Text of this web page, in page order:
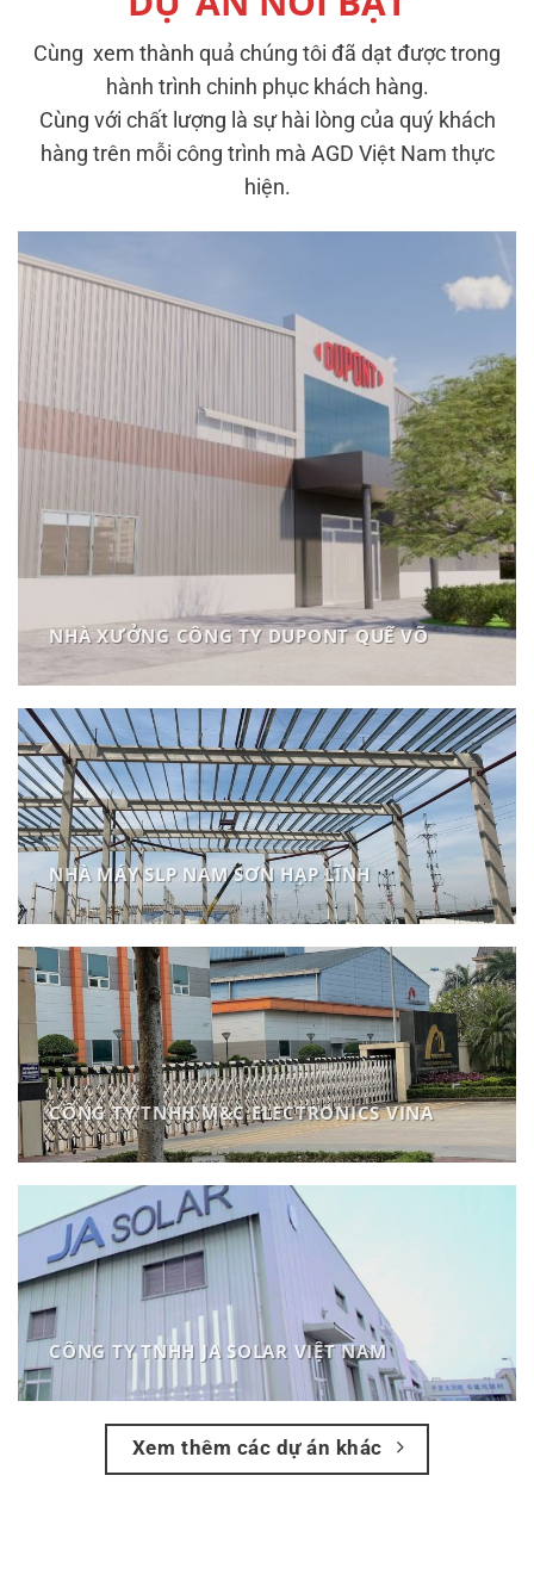
Cùng xem thành quả chúng tôi đã dạt được trong
hành trình chinh phục khách hàng.
Cùng với chất lượng là sự hài lòng của quý khách
hàng trên mỗi công trình mà AGD Việt Nam thực
hiện.
NHÀ XƯỞNG CÔNG TY DUPONT QUẾ VÕ
NHÀ MÁY SLP NAM SƠN HẠP LĨNH
CÔNG TY TNHH M&C ELECTRONICS VINA
CÔNG TY TNHH JA SOLAR VIỆT NAM
Xem thêm các dự án khác